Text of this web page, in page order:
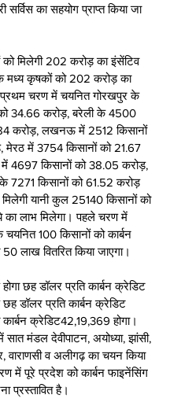
सर्विस का सहयोग प्राप्त किया जा
को मिलेगी 202 करोड़ का इंसेंटिव
कृषकों को 202 करोड़ का
प्रथम चरण में चयनित गोरखपुर के
34.66 करोड़, बरेली के 4500
करोड़, लखनऊ में 2512 किसानों
मेरठ में 3754 किसानों को 21.67
में 4697 किसानों को 38.05 करोड़,
7271 किसानों को 61.52 करोड़
यानी कुल 25140 किसानों को
लाभ मिलेगा। पहले चरण में
100 किसानों को कार्बन
लाख वितरित किया जाएगा।
होगा छह डॉलर प्रति कार्बन क्रेडिट
छह डॉलर प्रति कार्बन क्रेडिट
क्रेडिट42,19,369 होगा।
सात मंडल देवीपाटन, अयोध्या, झांसी,
वाराणसी व अलीगढ़ का चयन किया
में पूरे प्रदेश को कार्बन फाइनेंसिंग
प्रस्तावित है।